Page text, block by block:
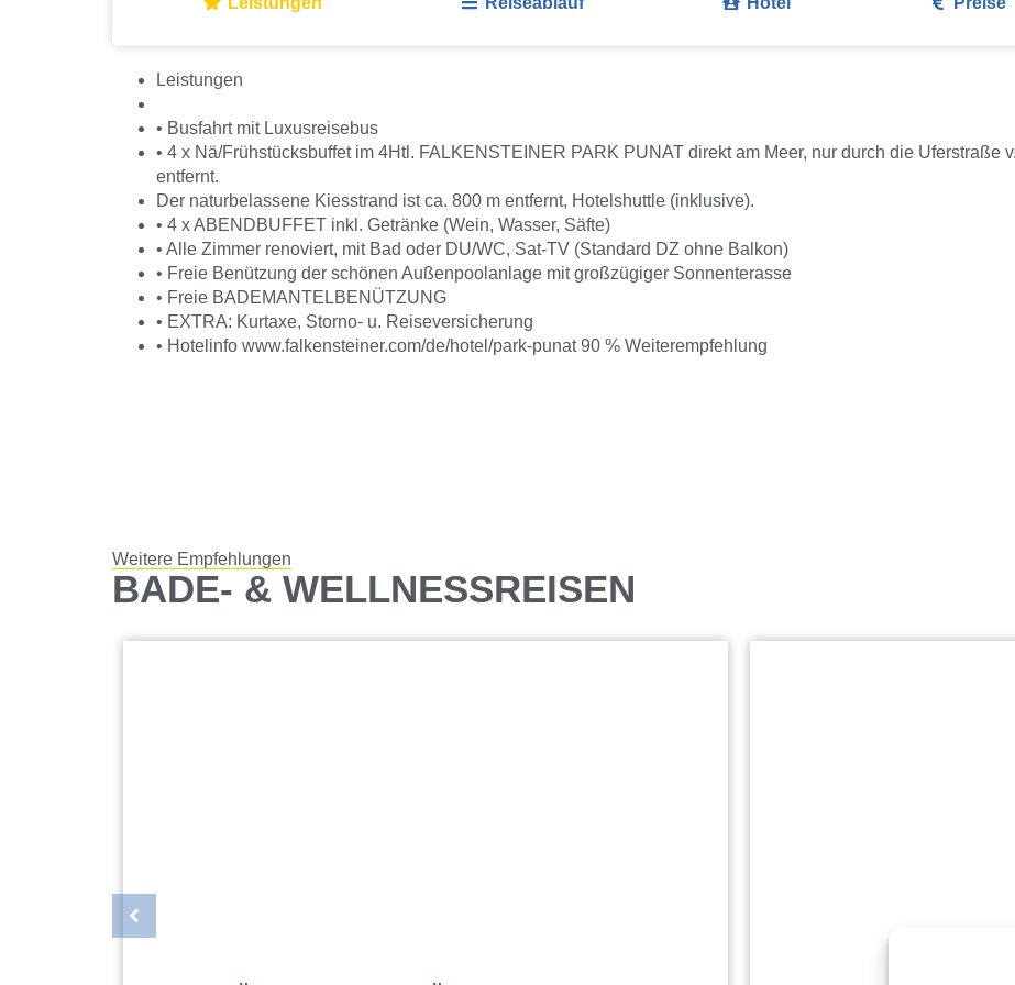
Leistungen
• Busfahrt mit Luxusreisebus
• 4 x Nä/Frühstücksbuffet im 4Htl. FALKENSTEINER PARK PUNAT direkt am Meer, nur durch die Uferstraße
entfernt.
Der naturbelassene Kiesstrand ist ca. 800 m entfernt, Hotelshuttle (inklusive).
• 4 x ABENDBUFFET inkl. Getränke (Wein, Wasser, Säfte)
• Alle Zimmer renoviert, mit Bad oder DU/WC, Sat-TV (Standard DZ ohne Balkon)
• Freie Benützung der schönen Außenpoolanlage mit großzügiger Sonnenterasse
• Freie BADEMANTELBENÜTZUNG
• EXTRA: Kurtaxe, Storno- u. Reiseversicherung
• Hotelinfo www.falkensteiner.com/de/hotel/park-punat 90 % Weiterempfehlung
Weitere Empfehlungen
BADE- & WELLNESSREISEN